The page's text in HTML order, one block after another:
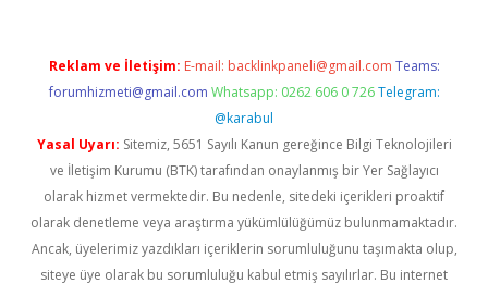
Reklam ve İletişim: E-mail: backlinkpaneli@gmail.com Teams:
forumhizmeti@gmail.com Whatsapp: 0262 606 0 726 Telegram:
@karabul
Yasal Uyarı: Sitemiz, 5651 Sayılı Kanun gereğince Bilgi Teknolojileri
ve İletişim Kurumu (BTK) tarafından onaylanmış bir Yer Sağlayıcı
olarak hizmet vermektedir. Bu nedenle, sitedeki içerikleri proaktif
olarak denetleme veya araştırma yükümlülüğümüz bulunmamaktadır.
Ancak, üyelerimiz yazdıkları içeriklerin sorumluluğunu taşımakta olup,
siteye üye olarak bu sorumluluğu kabul etmiş sayılırlar. Bu internet